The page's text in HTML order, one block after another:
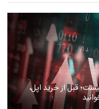
قبل از خرید اپل،